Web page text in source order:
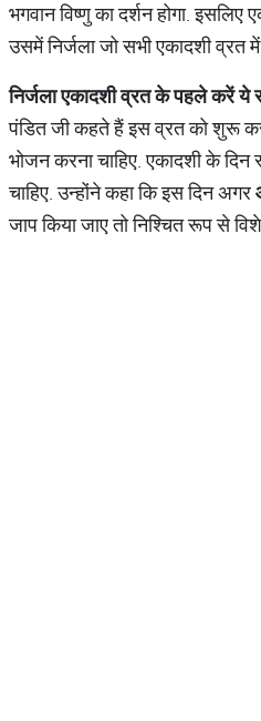
भगवान विष्णु का दर्शन होगा.
उसमें निर्जला जो सभी एकादशी व्रत में
निर्जलाएकादशीव्रतकेपहलेकरेंये
पंडित जी कहते हैं इस व्रत को शुरू
भोजन करना चाहिए. एकादशी के दिन
चाहिए. उन्होंने कहा कि इस दिन अगर
जाप किया जाए तो निश्चित रूप से